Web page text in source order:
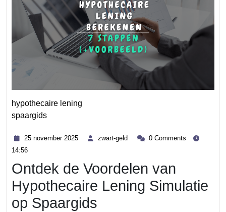
hypothecaire lening
spaargids
25 november 2025 zwart-geld
zwart- 0 Comments
14:56
Ontdek de Voordelen van
Hypothecaire Lening Simulatie
op Spaargids